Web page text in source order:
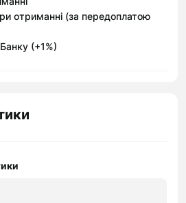
отриманні (за передоплатою
(+1%)